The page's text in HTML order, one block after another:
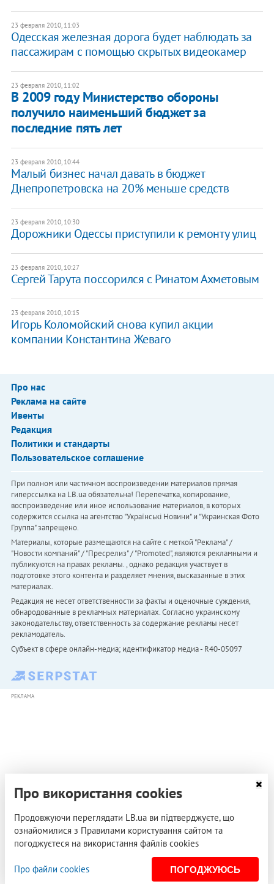
23 февраля 2010, 11:03
Одесская железная дорога будет наблюдать за
пассажирам с помощью скрытых видеокамер
23 февраля 2010, 11:02
В 2009 году Министерство обороны
получило наименьший бюджет за
последние пять лет
23 февраля 2010, 10:44
Малый бизнес начал давать в бюджет
Днепропетровска на 20% меньше средств
23 февраля 2010, 10:30
Дорожники Одессы приступили к ремонту улиц
23 февраля 2010, 10:27
Сергей Тарута поссорился с Ринатом Ахметовым
23 февраля 2010, 10:15
Игорь Коломойский снова купил акции
компании Константина Жеваго
Про нас
Реклама на сайте
Ивенты
Редакция
Политики и стандарты
Пользовательское соглашение
При полном или частичном воспроизведении материалов прямая
гиперссылка на LB.ua обязательна! Перепечатка, копирование,
воспроизведение или иное использование материалов, в которых
содержится ссылка на агентство "Українськi Новини" и "Украинская Фото
Группа" запрещено.
Материалы, которые размещаются на сайте с меткой "Реклама" /
"Новости компаний" / "Пресрелиз" / "Promoted", являются рекламными и
публикуются на правах рекламы. , однако редакция участвует в
подготовке этого контента и разделяет мнения, высказанные в этих
материалах.
Редакция не несет ответственности за факты и оценочные суждения,
обнародованные в рекламных материалах. Согласно украинскому
законодательству, ответственность за содержание рекламы несет
рекламодатель.
Субъект в сфере онлайн-медиа; идентификатор медиа - R40-05097
РЕКЛАМА
Про використання cookies
Продовжуючи переглядати LB.ua ви підтверджуєте, що
ознайомилися з Правилами користування сайтом та
погоджуєтеся на використання файлів cookies
Про файли cookies ПОГОДЖУЮСЬ